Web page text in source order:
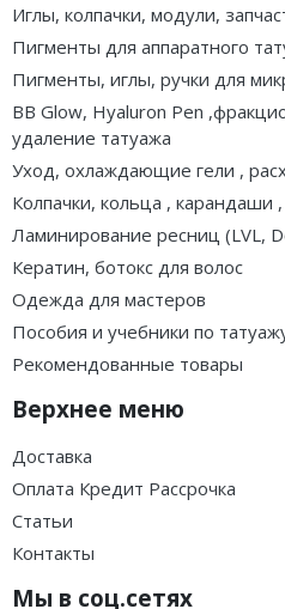
Иглы, колпачки, модули,
Пигменты для аппаратного
Пигменты, иглы, ручки для
BB Glow, Hyaluron Pen
удаление татуажа
Уход, охлаждающие гели ,
Колпачки, кольца , карандаши
Ламинирование ресниц (LVL,
Кератин, ботокс для волос
Одежда для мастеров
Пособия и учебники по
Рекомендованные товары
Верхнее меню
Доставка
Оплата Кредит Рассрочка
Статьи
Контакты
Мы в соц.сетях